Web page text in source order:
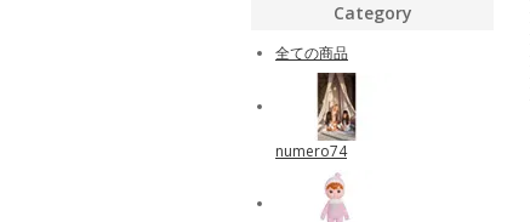
Category
全ての商品
numero74